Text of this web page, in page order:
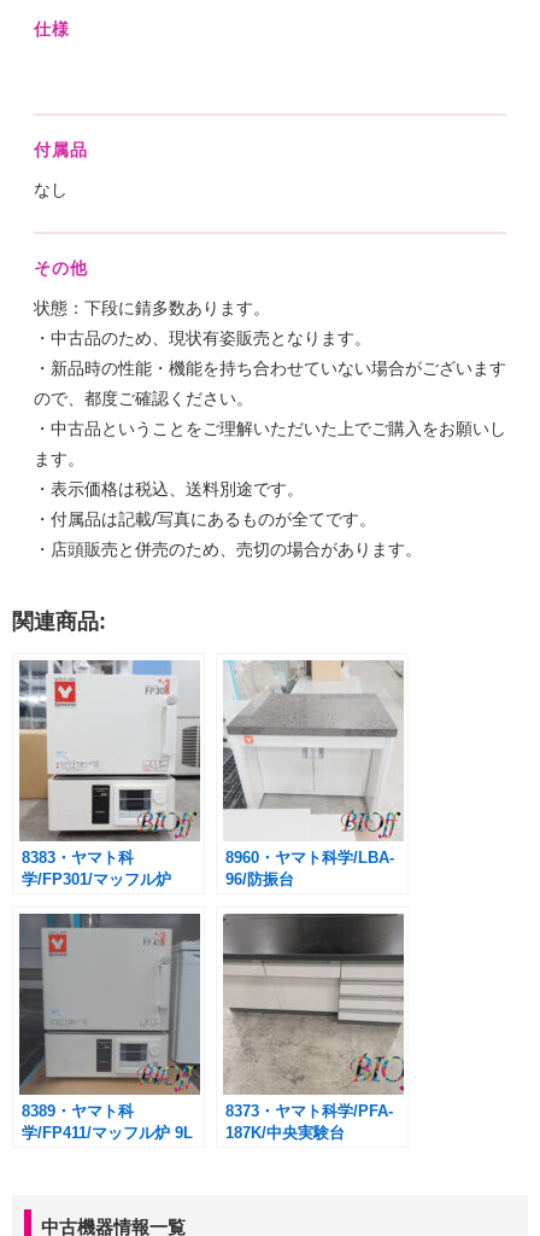
中古機器情報一覧
仕様
付属品
なし
その他
状態：下段に錆多数あります。
・中古品のため、現状有姿販売となります。
・新品時の性能・機能を持ち合わせていない場合がございます
ので、都度ご確認ください。
・中古品ということをご理解いただいた上でご購入をお願いし
ます。
・表示価格は税込、送料別途です。
・付属品は記載/写真にあるものが全てです。
・店頭販売と併売のため、売切の場合があります。
関連商品:
8383・ヤマト科
学/FP301/マッフル炉
8960・ヤマト科学/LBA-
96/防振台
8389・ヤマト科
学/FP411/マッフル炉 9L
8373・ヤマト科学/PFA-
187K/中央実験台